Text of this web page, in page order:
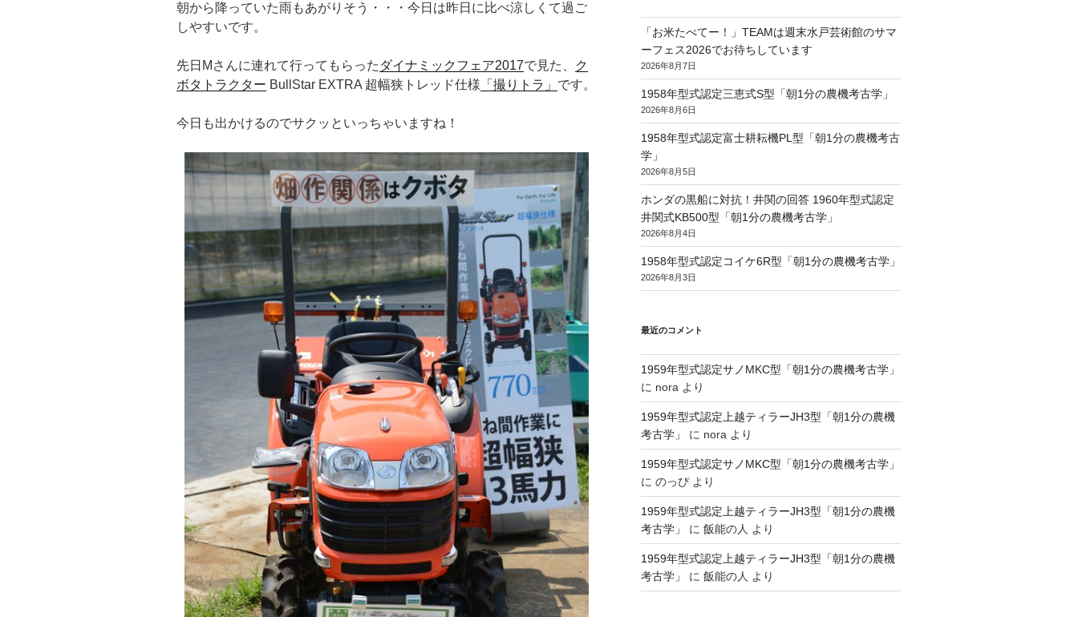
朝から降っていた雨もあがりそう・・・今日は昨日に比べ涼しくて過ご
しやすいです。
先日Mさんに連れて行ってもらった ダイナミックフェア2017で見た、
ク
ボタトラクター BullStar EXTRA 超幅狭トレッド仕様 「撮りトラ」 です。
今日も出かけるのでサクッといっちゃいますね！
「お米たべてー！」TEAMは週末水戸芸術館のサマ
ーフェス2026でお待ちしています
2026年8月7日
1958年型式認定三恵式S型「朝1分の農機考古学」
2026年8月6日
1958年型式認定富士耕耘機PL型「朝1分の農機考古
学」
2026年8月5日
ホンダの黒船に対抗！井関の回答 1960年型式認定
井関式KB500型「朝1分の農機考古学」
2026年8月4日
1958年型式認定コイケ6R型「朝1分の農機考古学」
2026年8月3日
最近のコメント
1959年型式認定サノMKC型「朝1分の農機考古学」
に nora より
1959年型式認定上越ティラーJH3型「朝1分の農機
考古学」
に nora より
1959年型式認定サノMKC型「朝1分の農機考古学」
に のっぴより
1959年型式認定上越ティラーJH3型「朝1分の農機
考古学」
に 飯能の人 より
1959年型式認定上越ティラーJH3型「朝1分の農機
考古学」
に 飯能の人 より